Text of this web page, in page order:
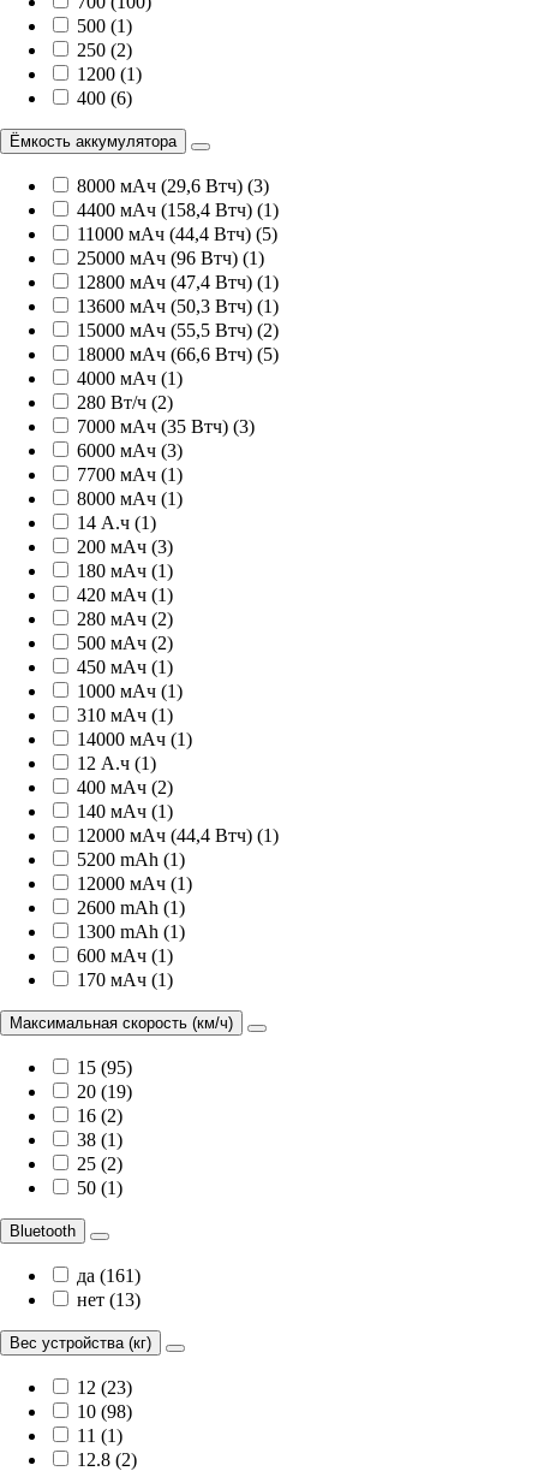
500 (1)
250 (2)
1200 (1)
400 (6)
Ёмкость аккумулятора
8000 мАч (29,6 Втч) (3)
4400 мАч (158,4 Втч) (1)
11000 мАч (44,4 Втч) (5)
25000 мАч (96 Втч) (1)
12800 мАч (47,4 Втч) (1)
13600 мАч (50,3 Втч) (1)
15000 мАч (55,5 Втч) (2)
18000 мАч (66,6 Втч) (5)
4000 мАч (1)
280 Вт/ч (2)
7000 мАч (35 Втч) (3)
6000 мАч (3)
7700 мАч (1)
8000 мАч (1)
14 А.ч (1)
200 мАч (3)
180 мАч (1)
420 мАч (1)
280 мАч (2)
500 мАч (2)
450 мАч (1)
1000 мАч (1)
310 мАч (1)
14000 мАч (1)
12 А.ч (1)
400 мАч (2)
140 мАч (1)
12000 мАч (44,4 Втч) (1)
5200 mAh (1)
12000 мАч (1)
2600 mAh (1)
1300 mAh (1)
600 мАч (1)
170 мАч (1)
Максимальная скорость (км/ч)
15 (95)
20 (19)
16 (2)
38 (1)
25 (2)
50 (1)
Bluetooth
да (161)
нет (13)
Вес устройства (кг)
12 (23)
10 (98)
11 (1)
12.8 (2)